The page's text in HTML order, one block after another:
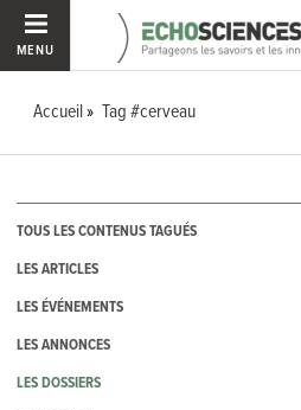
MENU
Accueil Tag #cerveau
TOUS LES CONTENUS TAGUÉS
LES ARTICLES
LES ÉVÉNEMENTS
LES ANNONCES
LES DOSSIERS